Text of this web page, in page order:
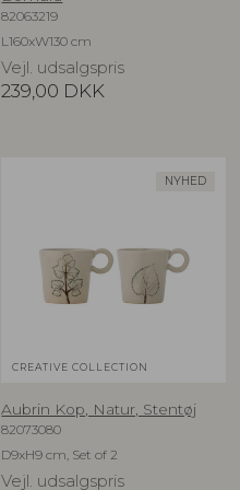
82063219
L160xW130 cm
Vejl. udsalgspris
239,00 DKK
NYHED
CREATIVE COLLECTION
Aubrin Kop, Natur, Stentøj
82073080
D9xH9 cm, Set of 2
Vejl. udsalgspris